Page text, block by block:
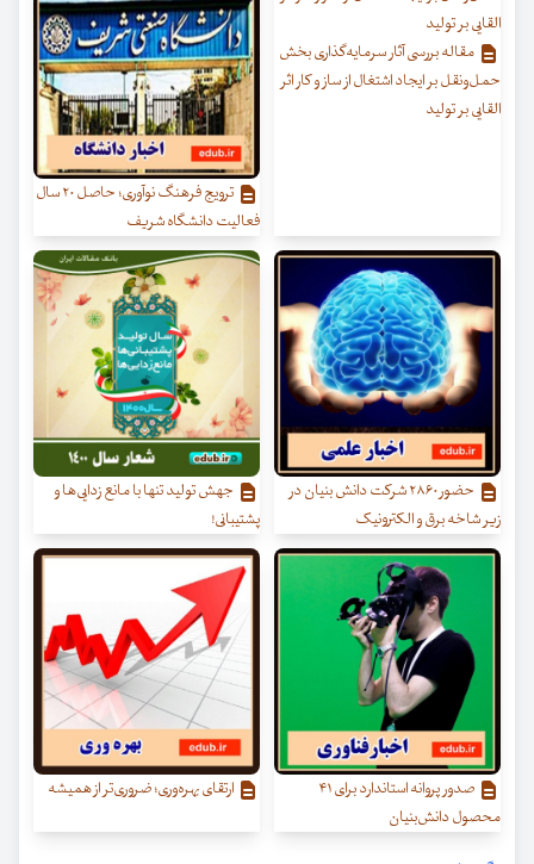
مقاله بررسی آثار سرمایه‌گذاری بخش
حمل‌ونقل بر ایجاد اشتغال از ساز و کار اثر
القایی بر تولید
ترویج فرهنگ نوآوری؛ حاصل ۲۰ سال
فعالیت دانشگاه شریف
حضور ۲۸۶۰ شرکت دانش بنیان در
زیر شاخه برق و الکترونیک
جهش تولید تنها با مانع زدایی‌ها و
پشتیبانی!
صدور پروانه استاندارد برای ۴۱
محصول دانش‌بنیان
ارتقای بهره‌وری؛ ضروری‌تر از همیشه